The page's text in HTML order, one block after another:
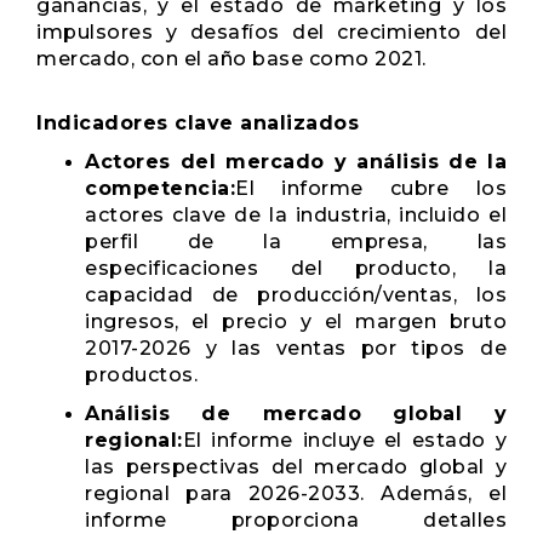
ganancias, y el estado de marketing y los
impulsores y desafíos del crecimiento del
mercado, con el año base como 2021.
Indicadores clave analizados
Actores del mercado y análisis de la
competencia:El informe cubre los
actores clave de la industria, incluido el
perfil de la empresa, las
especificaciones del producto, la
capacidad de producción/ventas, los
ingresos, el precio y el margen bruto
2017-2026 y las ventas por tipos de
productos.
Análisis de mercado global y
regional:El informe incluye el estado y
las perspectivas del mercado global y
regional para 2026-2033. Además, el
informe proporciona detalles